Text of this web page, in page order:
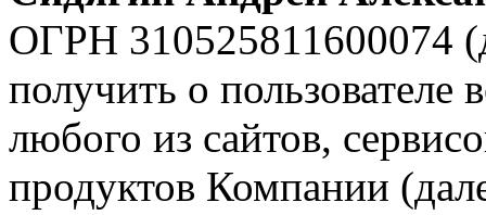
ОГРН 310525811600074
получить о пользователе
любого из сайтов,
продуктов Компании